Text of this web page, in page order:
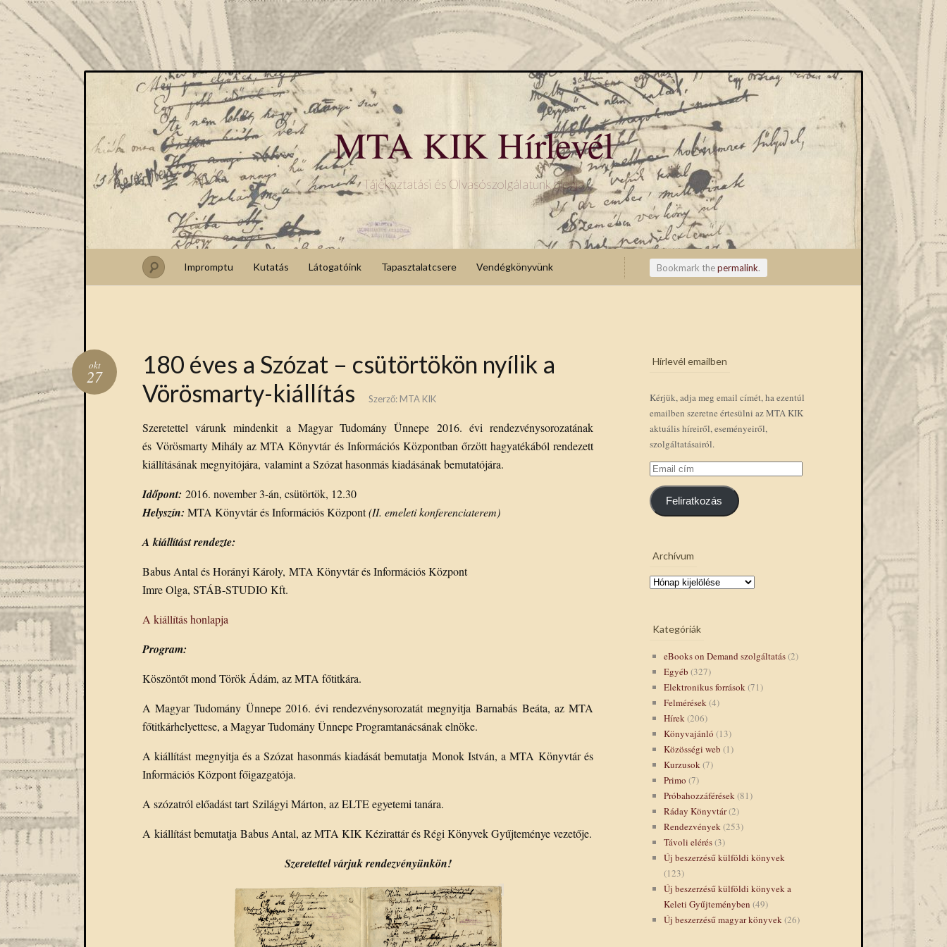
MTA KIK Hírlevél
Tájékoztatási és Olvasószolgálatunk blogja
Impromptu Kutatás Látogatóink Tapasztalatcsere Vendégkönyvünk Bookmark thepermalink.
180 éves a Szózat – csütörtökön nyílik a
Vörösmarty-kiállítás
okt
27
Szerző: MTA KIK
Szeretettel várunk mindenkit a Magyar Tudomány Ünnepe 2016. évi rendezvénysorozatának
és Vörösmarty Mihály az MTA Könyvtár és Információs Központban őrzött hagyatékából rendezett
kiállításának megnyitójára, valamint a Szózat hasonmás kiadásának bemutatójára.
Időpont: 2016. november 3-án, csütörtök, 12.30
Helyszín: MTA Könyvtár és Információs Központ(II. emeleti konferenciaterem)
A kiállítást rendezte:
Babus Antal és Horányi Károly, MTA Könyvtár és Információs Központ
Imre Olga, STÁB-STUDIO Kft.
A kiállítás honlapja
Program:
Köszöntőt mond Török Ádám, az MTA főtitkára.
A Magyar Tudomány Ünnepe 2016. évi rendezvénysorozatát megnyitja Barnabás Beáta, az MTA
főtitkárhelyettese, a Magyar Tudomány Ünnepe Programtanácsának elnöke.
A kiállítást megnyitja és a Szózat hasonmás kiadását bemutatja Monok István, a MTA Könyvtár és
Információs Központ főigazgatója.
A szózatról előadást tart Szilágyi Márton, az ELTE egyetemi tanára.
A kiállítást bemutatja Babus Antal, az MTA KIK Kézirattár és Régi Könyvek Gyűjteménye vezetője.
Szeretettel várjuk rendezvényünkön!
Hírlevél emailben
Kérjük, adja meg email címét, ha ezentúl
emailben szeretne értesülni az MTA KIK
aktuális híreiről, eseményeiről,
szolgáltatásairól.
Email
cím
Feliratkozás
Archívum
Kategóriák
eBooks on Demand szolgáltatás(2)
Egyéb (327)
Elektronikus források(71)
Felmérések(4)
Hírek(206)
Könyvajánló (13)
Közösségi web (1)
Kurzusok(7)
Primo (7)
Próbahozzáférések(81)
Ráday Könyvtár(2)
Rendezvények(253)
Távoli elérés(3)
Új beszerzésű külföldi könyvek
(123)
Új beszerzésű külföldi könyvek a
Keleti Gyűjteményben (49)
Új beszerzésű magyar könyvek(26)